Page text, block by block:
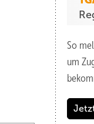
So
um